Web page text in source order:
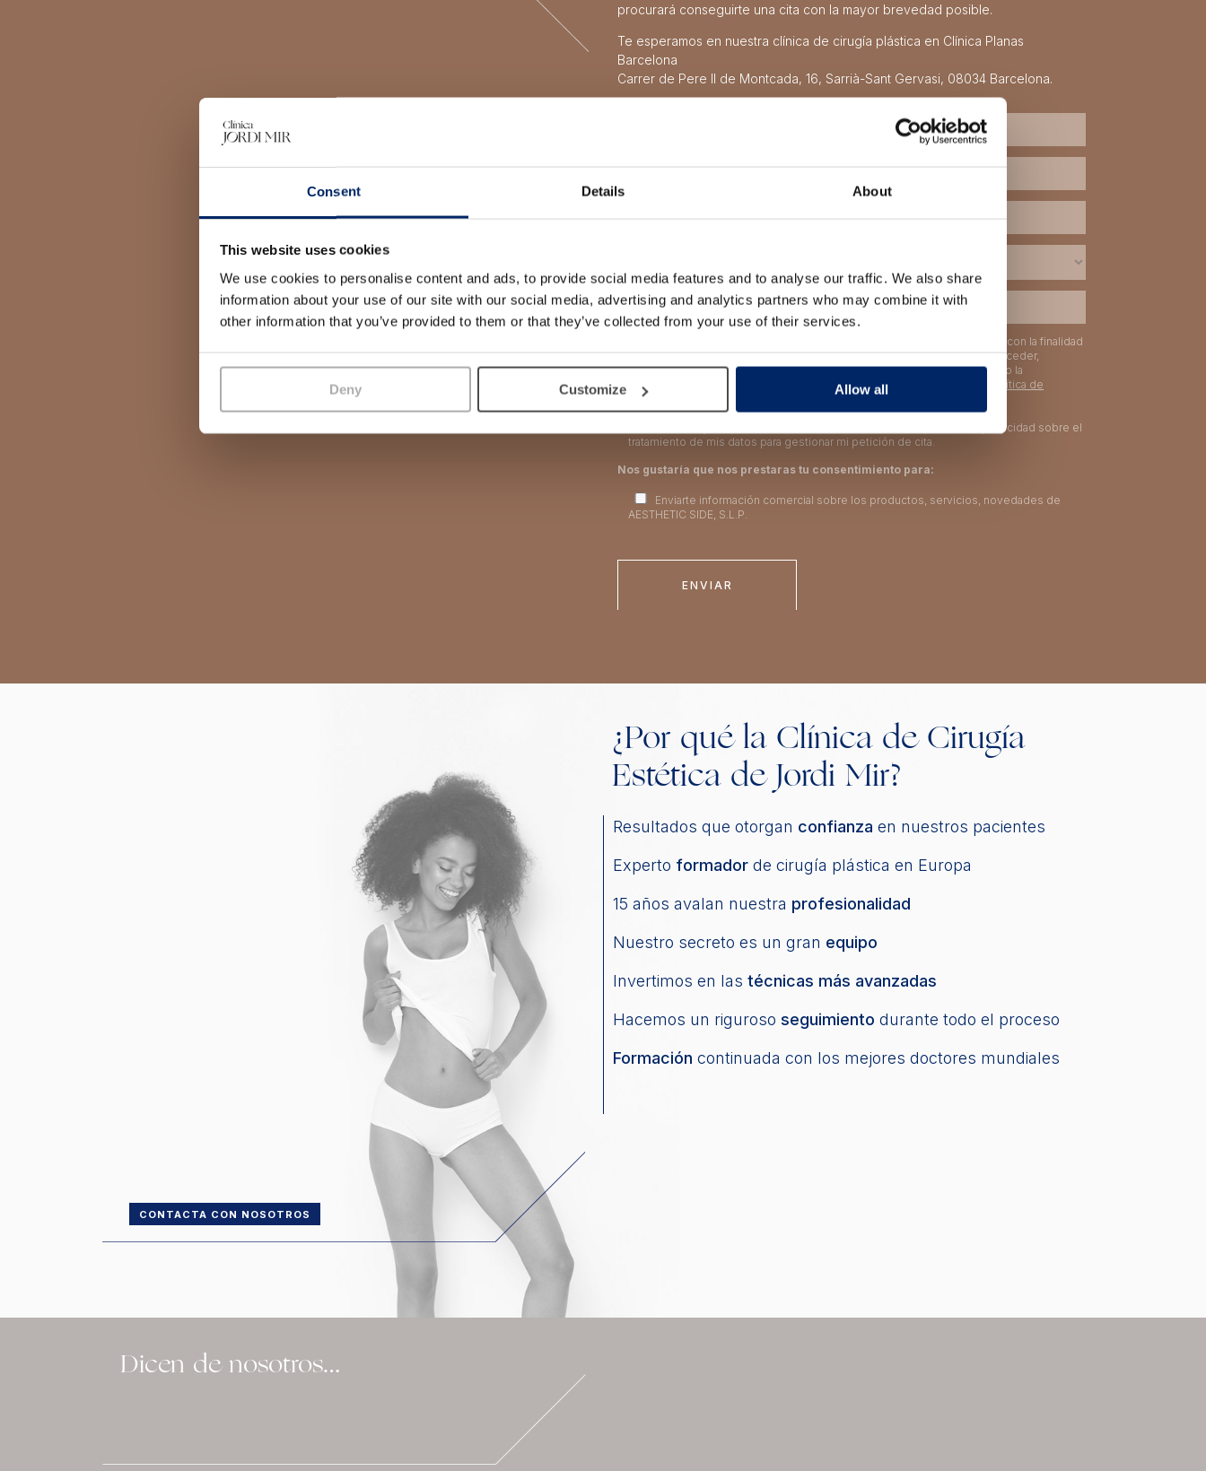
Consent Details About
This website uses cookies
We use cookies to personalise content and ads, to provide social media features and to analyse our traffic. We also share
information about your use of our site with our social media, advertising and analytics partners who may combine it with
other information that you’ve provided to them or that they’ve collected from your use of their services.
Deny Customize Allow all
procurará conseguirte una cita con la mayor brevedad posible.
Te esperamos en nuestra clínica de cirugía plástica en Clínica Planas
Barcelona
Carrer de Pere II de Montcada, 16, Sarrià-Sant Gervasi, 08034 Barcelona.
AESTHETIC SIDE, S.L.P. como responsable del tratamiento tratará tus datos con la finalidad
de dar de gestionar tu solicitud de cita a través de nuestra web. Puedes acceder,
rectificar y suprimir tus datos, así como ejercer otros derechos consultando la
información adicional y detallada sobre protección de datos en nuestra
Política de
Privacidad
He leído y acepto las condiciones contenidas en la política de privacidad sobre el
tratamiento de mis datos para gestionar mi petición de cita.
Nos gustaría que nos prestaras tu consentimiento para:
Enviarte información comercial sobre los productos, servicios, novedades de
AESTHETIC SIDE, S.L.P.
¿Por qué la Clínica de Cirugía
Estética de Jordi Mir?
Resultados que otorgan confianza en nuestros pacientes
Experto formador de cirugía plástica en Europa
15 años avalan nuestra profesionalidad
Nuestro secreto es un gran equipo
Invertimos en las técnicas más avanzadas
Hacemos un riguroso seguimiento durante todo el proceso
Formación continuada con los mejores doctores mundiales
CONTACTA CON NOSOTROS
Dicen de nosotros…